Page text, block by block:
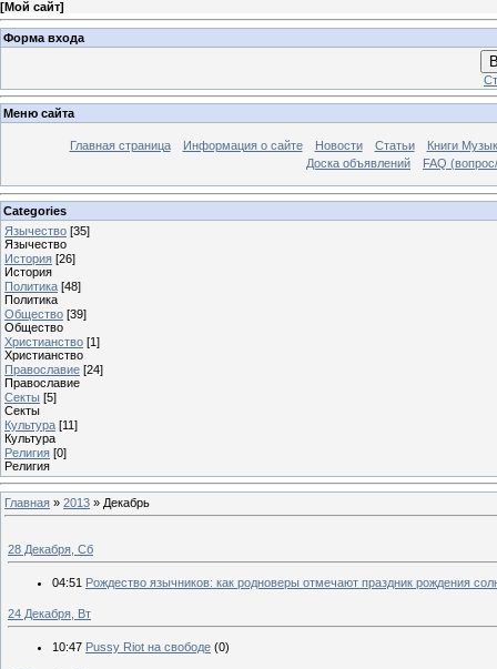
[Мой сайт]
Форма входа
Меню сайта
Главная страница Информация о сайте Новости Статьи
Книги
Доска объявлений
FAQ
Categories
Язычество [35]
Язычество
История [26]
История
Политика [48]
Политика
Общество [39]
Общество
Христианство [1]
Христианство
Православие [24]
Православие
Секты [5]
Секты
Культура [11]
Культура
Религия [0]
Религия
Главная » 2013 » Декабрь
28 Декабря, Сб
04:51 Рождество язычников: как родноверы отмечают праздник рождения
24 Декабря, Вт
10:47 Pussy Riot на свободе (0)